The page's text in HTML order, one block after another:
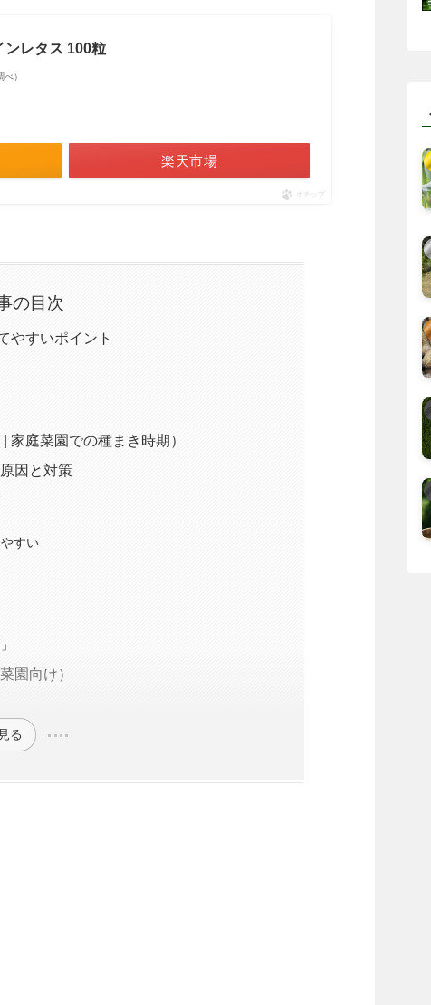
ンレタス 100粒
）
楽天市場
ポチップ
の目次
やすいポイント
家庭菜園での種まき時期）
因と対策
すい
園向け）
る